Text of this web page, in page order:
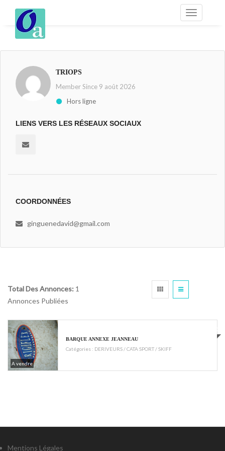
TRIOPS
Member Since 9 août 2026
Hors ligne
LIENS VERS LES RÉSEAUX SOCIAUX
COORDONNÉES
ginguenedavid@gmail.com
Total Des Annonces: 1
Annonces Publiées
A vendre
€200
BARQUE ANNEXE JEANNEAU
Catégories : DERIVEURS / CATA SPORT / SKIFF
Mentions Légales